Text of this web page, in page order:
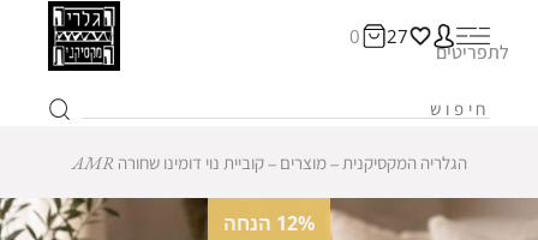
27
0
לתפריטים
הגלריה המקסיקנית ‒מוצרים ‒קוביית נוי דומינו שחורה AMR
12% הנחה